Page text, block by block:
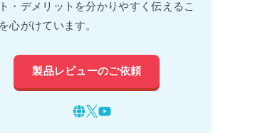
・デメリットを分かりやすく伝えるこ
心がけています。
製品レビューのご依頼